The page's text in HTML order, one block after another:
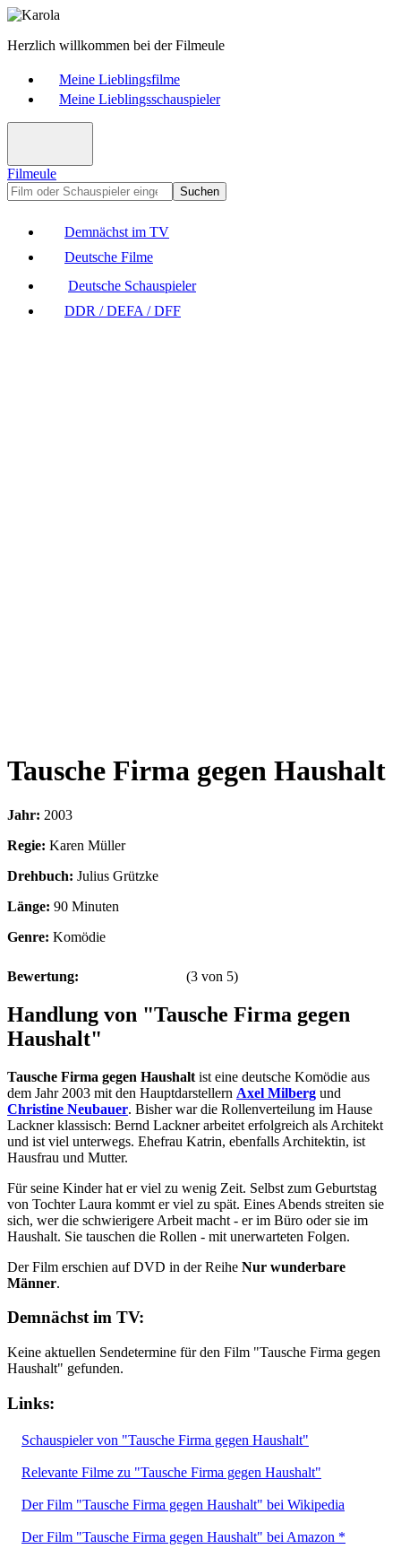
Herzlich willkommen bei der Filmeule
Meine Lieblingsfilme
Meine Lieblingsschauspieler
Filmeule
Suchen
Demnächst im TV
Deutsche Filme
Deutsche Schauspieler
DDR / DEFA / DFF
Tausche Firma gegen Haushalt
Jahr: 2003
Regie: Karen Müller
Drehbuch: Julius Grützke
Länge: 90 Minuten
Genre: Komödie
Bewertung: (3 von 5)
Handlung von "Tausche Firma gegen
Haushalt"
Tausche Firma gegen Haushalt ist eine deutsche Komödie aus
dem Jahr 2003 mit den Hauptdarstellern Axel Milberg und
Christine Neubauer. Bisher war die Rollenverteilung im Hause
Lackner klassisch: Bernd Lackner arbeitet erfolgreich als Architekt
und ist viel unterwegs. Ehefrau Katrin, ebenfalls Architektin, ist
Hausfrau und Mutter.
Für seine Kinder hat er viel zu wenig Zeit. Selbst zum Geburtstag
von Tochter Laura kommt er viel zu spät. Eines Abends streiten sie
sich, wer die schwierigere Arbeit macht - er im Büro oder sie im
Haushalt. Sie tauschen die Rollen - mit unerwarteten Folgen.
Der Film erschien auf DVD in der Reihe Nur wunderbare
Männer.
Demnächst im TV:
Keine aktuellen Sendetermine für den Film "Tausche Firma gegen
Haushalt" gefunden.
Links:
Schauspieler von "Tausche Firma gegen Haushalt"
Relevante Filme zu "Tausche Firma gegen Haushalt"
Der Film "Tausche Firma gegen Haushalt" bei Wikipedia
Der Film "Tausche Firma gegen Haushalt" bei Amazon *